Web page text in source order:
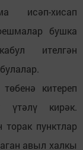
исәп-хисап
бушка
ителгән
китереп
кирәк.
торак пунктлар
авыл халкы